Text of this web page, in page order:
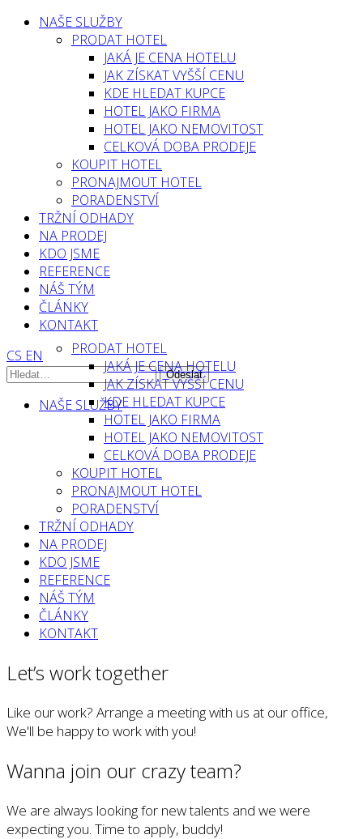
NAŠE SLUŽBY
PRODAT HOTEL
JAKÁ JE CENA HOTELU
JAK ZÍSKAT VYŠŠÍ CENU
KDE HLEDAT KUPCE
HOTEL JAKO FIRMA
HOTEL JAKO NEMOVITOST
CELKOVÁ DOBA PRODEJE
KOUPIT HOTEL
PRONAJMOUT HOTEL
PORADENSTVÍ
TRŽNÍ ODHADY
NA PRODEJ
KDO JSME
REFERENCE
NÁŠ TÝM
ČLÁNKY
KONTAKT
CS EN
NAŠE SLUŽBY
PRODAT HOTEL
JAKÁ JE CENA HOTELU
JAK ZÍSKAT VYŠŠÍ CENU
KDE HLEDAT KUPCE
HOTEL JAKO FIRMA
HOTEL JAKO NEMOVITOST
CELKOVÁ DOBA PRODEJE
KOUPIT HOTEL
PRONAJMOUT HOTEL
PORADENSTVÍ
TRŽNÍ ODHADY
NA PRODEJ
KDO JSME
REFERENCE
NÁŠ TÝM
ČLÁNKY
KONTAKT
Let’s work together
Like our work? Arrange a meeting with us at our office,
We'll be happy to work with you!
Wanna join our crazy team?
We are always looking for new talents and we were
expecting you. Time to apply, buddy!